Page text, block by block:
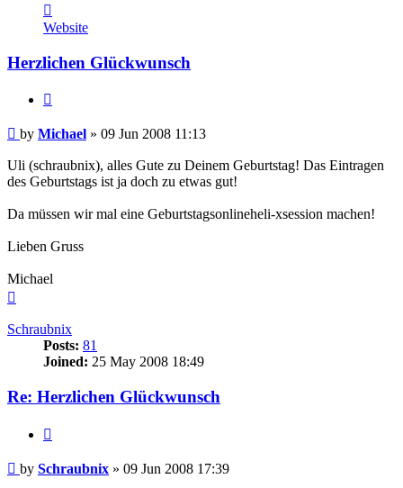
Michael
Website
Herzlichen Glückwunsch
Post
by Michael » 09 Jun 2008 11:13
Uli (schraubnix), alles Gute zu Deinem Geburtstag! Das Eintragen
des Geburtstags ist ja doch zu etwas gut!
Da müssen wir mal eine Geburtstagsonlineheli-xsession machen!
Lieben Gruss
Michael
Schraubnix
Posts: 81
Joined: 25 May 2008 18:49
Re: Herzlichen Glückwunsch
Post
by Schraubnix » 09 Jun 2008 17:39